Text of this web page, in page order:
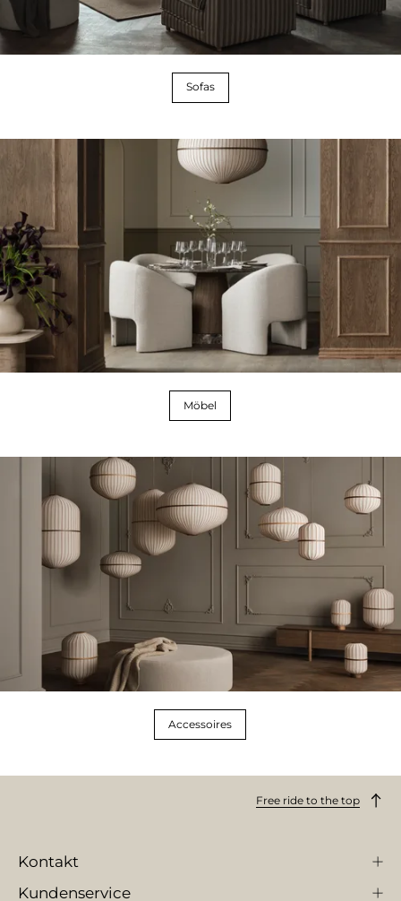
Sofas
Möbel
Accessoires
Free ride to the top
Kontakt
Kundenservice